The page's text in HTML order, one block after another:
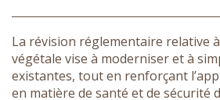
La révision réglementaire relative
végétale vise à moderniser et à
existantes, tout en renforçant
en matière de santé et de sécurité